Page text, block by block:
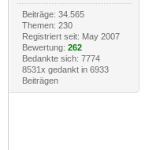
Beiträge: 34.565
Themen: 230
Registriert seit: May 2007
Bewertung: 262
Bedankte sich: 7774
8531x gedankt in 6933
Beiträgen